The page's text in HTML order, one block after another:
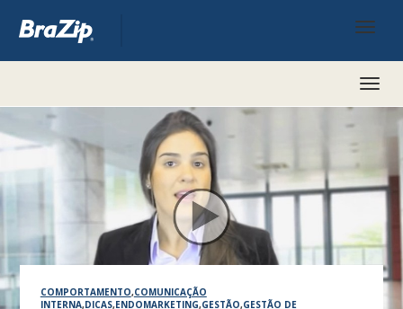
COMPORTAMENTO,COMUNICAÇÃO
INTERNA,DICAS,ENDOMARKETING,GESTÃO,GESTÃO DE